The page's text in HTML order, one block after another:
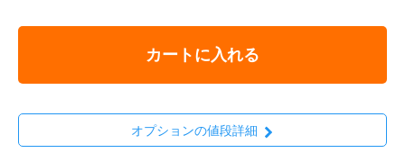
カートに入れる
オプションの値段詳細